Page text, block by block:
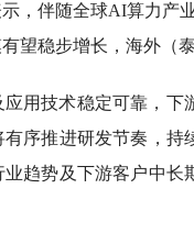
，伴随全球AI算力产
望稳步增长，海外（
用技术稳定可靠，
序推进研发节奏，
趋势及下游客户中